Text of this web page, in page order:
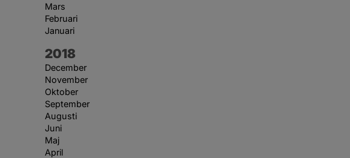
Mars
Februari
Januari
År:
2018
December
November
Oktober
September
Augusti
Juni
Maj
April